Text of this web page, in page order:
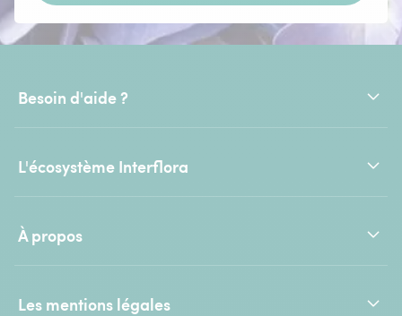
Besoin d'aide ?
L'écosystème Interflora
À propos
Les mentions légales